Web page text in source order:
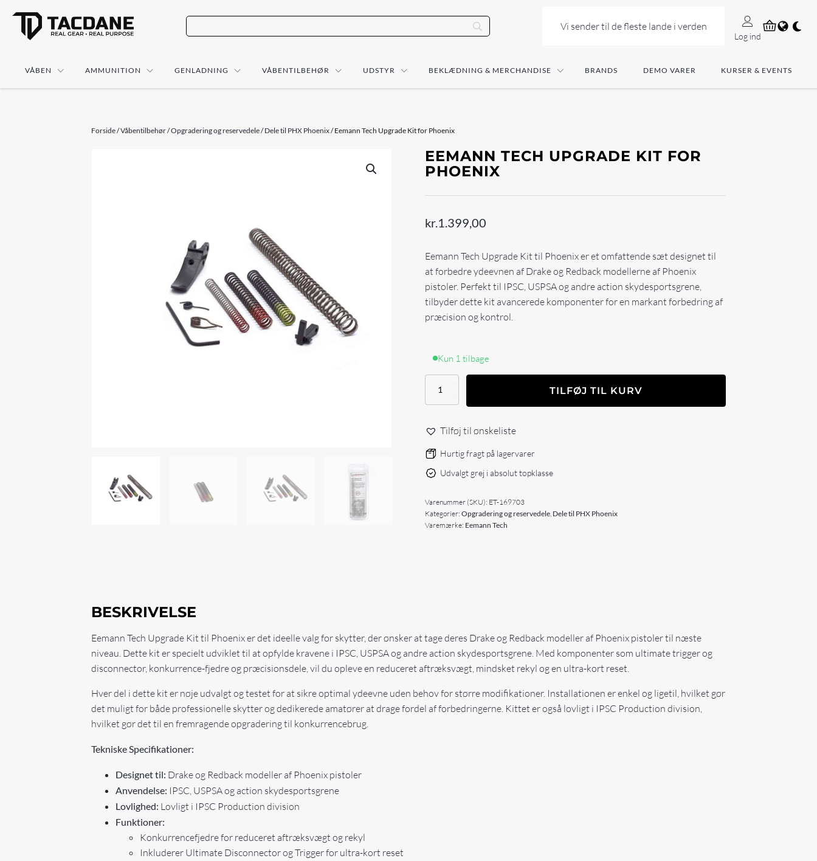
Vi sender til de fleste lande i verden
Log ind
VÅBEN AMMUNITION GENLADNING VÅBENTILBEHØR UDSTYR BEKLÆDNING & MERCHANDISE BRANDS DEMO VARER KURSER & EVENTS
Forside/Våbentilbehør/Opgradering og reservedele/Dele til PHX Phoenix/ Eemann Tech Upgrade Kit for Phoenix
EEMANN TECH UPGRADE KIT FOR
PHOENIX
kr. 1.399,00
Eemann Tech Upgrade Kit til Phoenix er et omfattende sæt designet til
at forbedre ydeevnen af Drake og Redback modellerne af Phoenix
pistoler. Perfekt til IPSC, USPSA og andre action skydesportsgrene,
tilbyder dette kit avancerede komponenter for en markant forbedring af
præcision og kontrol.
Kun 1 tilbage
Eemann
Upgrade
for
antal
TILFØJ TIL KURV
Tilføj til ønskeliste
Hurtig fragt på lagervarer
Udvalgt grej i absolut topklasse
Varenummer (SKU): ET-169703
Kategorier:Opgradering og reservedele, Dele til PHX Phoenix
Varemærke: Eemann Tech
BESKRIVELSE
Eemann Tech Upgrade Kit til Phoenix er det ideelle valg for skytter, der ønsker at tage deres Drake og Redback modeller af Phoenix pistoler til næste
niveau. Dette kit er specielt udviklet til at opfylde kravene i IPSC, USPSA og andre action skydesportsgrene. Med komponenter som ultimate trigger og
disconnector, konkurrence-fjedre og præcisionsdele, vil du opleve en reduceret aftræksvægt, mindsket rekyl og en ultra-kort reset.
Hver del i dette kit er nøje udvalgt og testet for at sikre optimal ydeevne uden behov for større modifikationer. Installationen er enkel og ligetil, hvilket gør
det muligt for både professionelle skytter og dedikerede amatører at drage fordel af forbedringerne. Kittet er også lovligt i IPSC Production division,
hvilket gør det til en fremragende opgradering til konkurrencebrug.
Tekniske Specifikationer:
Designet til: Drake og Redback modeller af Phoenix pistoler
Anvendelse: IPSC, USPSA og action skydesportsgrene
Lovlighed: Lovligt i IPSC Production division
Funktioner:
Konkurrencefjedre for reduceret aftræksvægt og rekyl
Inkluderer Ultimate Disconnector og Trigger for ultra-kort reset